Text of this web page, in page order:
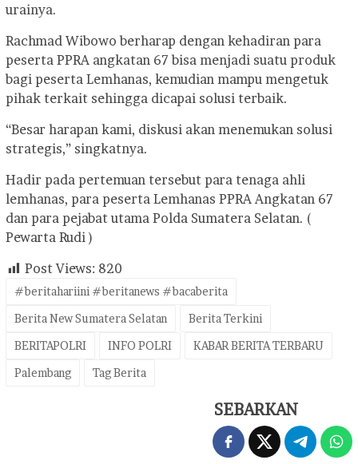
urainya.
Rachmad Wibowo berharap dengan kehadiran para
peserta PPRA angkatan 67 bisa menjadi suatu produk
bagi peserta Lemhanas, kemudian mampu mengetuk
pihak terkait sehingga dicapai solusi terbaik.
“Besar harapan kami, diskusi akan menemukan solusi
strategis,” singkatnya.
Hadir pada pertemuan tersebut para tenaga ahli
lemhanas, para peserta Lemhanas PPRA Angkatan 67
dan para pejabat utama Polda Sumatera Selatan. (
Pewarta Rudi )
Post Views: 820
#beritahariini #beritanews #bacaberita
Berita New Sumatera Selatan
Berita Terkini
BERITAPOLRI
INFO POLRI
KABAR BERITA TERBARU
Palembang
Tag Berita
SEBARKAN